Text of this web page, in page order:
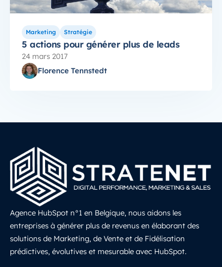
Marketing Stratégie
5 actions pour générer plus de leads
24 mars 2017
Florence Tennstedt
Agence HubSpot n°1 en Belgique, nous aidons les
entreprises à générer plus de revenus en élaborant des
solutions de Marketing, de Vente et de Fidélisation
prédictives, évolutives et mesurable avec HubSpot.